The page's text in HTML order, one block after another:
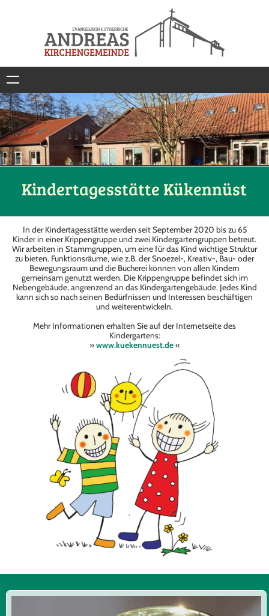
Kindertagesstätte Kükennüst
In der Kindertagesstätte werden seit September 2020 bis zu 65
Kinder in einer Krippengruppe und zwei Kindergartengruppen betreut.
Wir arbeiten in Stammgruppen, um eine für das Kind wichtige Struktur
zu bieten. Funktionsräume, wie z.B. der Snoezel-, Kreativ-, Bau- oder
Bewegungsraum und die Bücherei können von allen Kindern
gemeinsam genutzt werden. Die Krippengruppe befindet sich im
Nebengebäude, angrenzend an das Kindergartengebäude. Jedes Kind
kann sich so nach seinen Bedürfnissen und Interessen beschäftigen
und weiterentwickeln.
Mehr Informationen erhalten Sie auf der Internetseite des
Kindergartens:
»www.kuekennuest.de«